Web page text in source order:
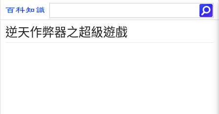
逆天作弊器之超級遊戲